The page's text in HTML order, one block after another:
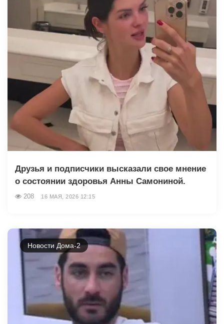
Друзья и подписчики высказали свое мнение
о состоянии здоровья Анны Самониной.
208 16 МАЯ, 2026 12:15
Новости Дома-2